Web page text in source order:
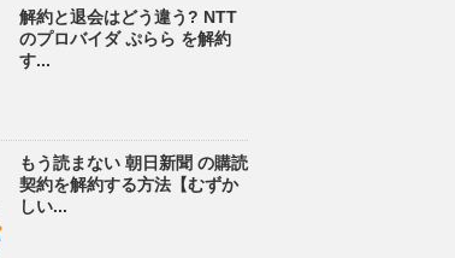
解約と退会はどう違う? NTT
のプロバイダ ぷらら を解約
す...
もう読まない 朝日新聞 の購読
契約を解約する方法【むずか
しい...